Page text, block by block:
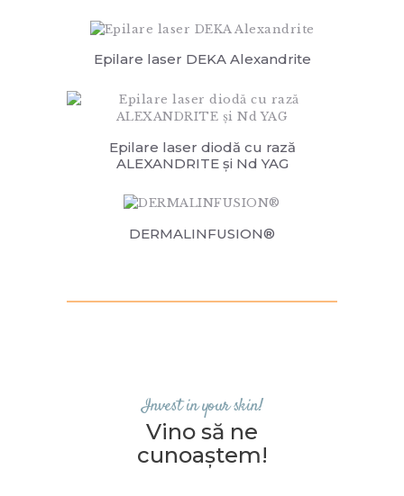
Epilare laser DEKA Alexandrite
Epilare laser diodă cu rază
ALEXANDRITE și Nd YAG
DERMALINFUSION®
Invest in your skin!
Vino să ne
cunoaștem!